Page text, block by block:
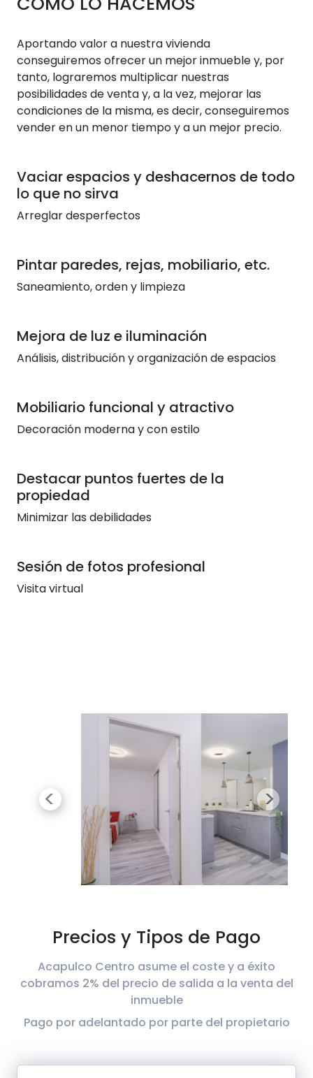
Aportando valor a nuestra vivienda
conseguiremos ofrecer un mejor inmueble y, por
tanto, lograremos multiplicar nuestras
posibilidades de venta y, a la vez, mejorar las
condiciones de la misma, es decir, conseguiremos
vender en un menor tiempo y a un mejor precio.
Vaciar espacios y deshacernos de todo
lo que no sirva
Arreglar desperfectos
Pintar paredes, rejas, mobiliario, etc.
Saneamiento, orden y limpieza
Mejora de luz e iluminación
Análisis, distribución y organización de espacios
Mobiliario funcional y atractivo
Decoración moderna y con estilo
Destacar puntos fuertes de la
propiedad
Minimizar las debilidades
Sesión de fotos profesional
Visita virtual
Previous Next
Precios y Tipos de Pago
Acapulco Centro asume el coste y a éxito
cobramos 2% del precio de salida a la venta del
inmueble
Pago por adelantado por parte del propietario